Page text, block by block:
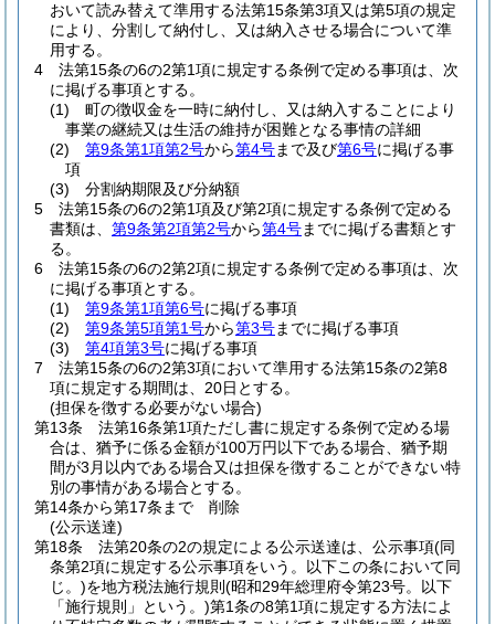
おいて読み替えて準用する法第15条第3項又は第5項の規定
により、分割して納付し、又は納入させる場合について準
用する。
4
法第15条の6の2第1項に規定する条例で定める事項は、次
に掲げる事項とする。
(1)
町の徴収金を一時に納付し、又は納入することにより
事業の継続又は生活の維持が困難となる事情の詳細
(2)
第9条第1項第2号から第4号まで及び第6号に掲げる事
項
(3)
分割納期限及び分納額
5
法第15条の6の2第1項及び第2項に規定する条例で定める
書類は、 第9条第2項第2号から第4号までに掲げる書類とす
る。
6
法第15条の6の2第2項に規定する条例で定める事項は、次
に掲げる事項とする。
(1)
第9条第1項第6号に掲げる事項
(2)
第9条第5項第1号から第3号までに掲げる事項
(3)
第4項第3号に掲げる事項
7
法第15条の6の2第3項において準用する法第15条の2第8
項に規定する期間は、20日とする。
(担保を徴する必要がない場合)
第13条
法第16条第1項ただし書に規定する条例で定める場
合は、猶予に係る金額が100万円以下である場合、猶予期
間が3月以内である場合又は担保を徴することができない特
別の事情がある場合とする。
第14条から第17条まで
削除
(公示送達)
第18条
法第20条の2の規定による公示送達は、公示事項(同
条第2項に規定する公示事項をいう。以下この条において同
じ。)を地方税法施行規則 (昭和29年総理府令第23号。以下
「施行規則」という。)第1条の8第1項に規定する方法によ